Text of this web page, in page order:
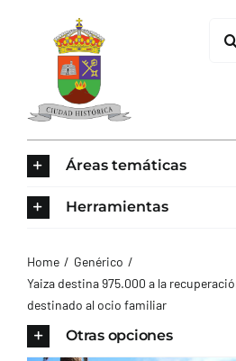
contenido
AYUNTAMIENTO
Áreas temáticas
Herramientas
Home
Genérico
Yaiza destina 975.000 a la
destinado al ocio familiar
Otras opciones